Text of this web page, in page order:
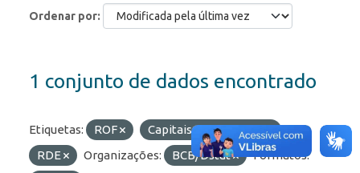
Ordenar por
1 conjunto de dados encontrado
Etiquetas: ROF
Capitais Estrangeiros
RDE
Organizações: BCB/Dstat
Formatos: